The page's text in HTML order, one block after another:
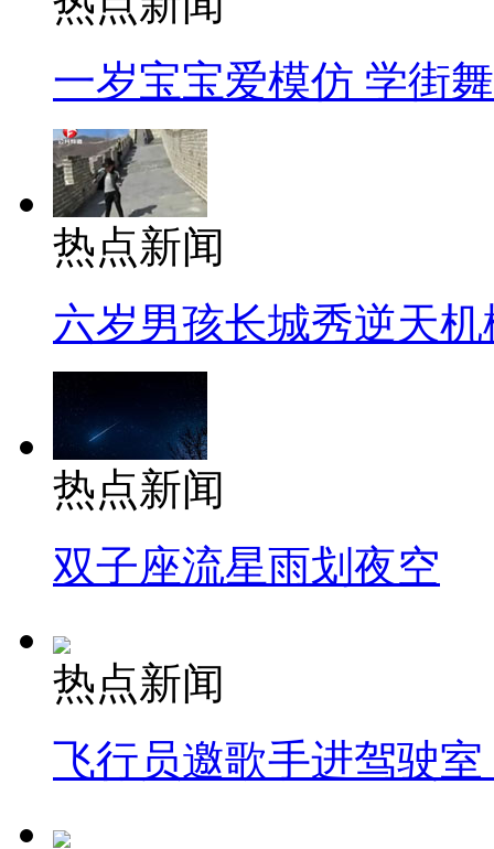
一岁宝宝爱模仿 学街
热点新闻
六岁男孩长城秀逆天机
热点新闻
双子座流星雨划夜空
热点新闻
飞行员邀歌手进驾驶